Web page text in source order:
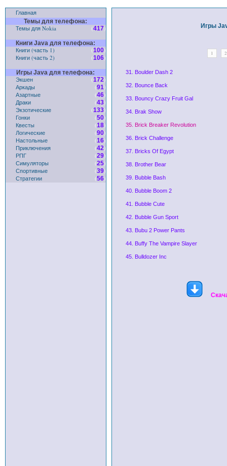
Главная
Темы для телефона:
Темы для Nokia (417)
Книги Java для телефона:
Книги (часть 1) (100)
Книги (часть 2)
(106)
Игры Java для телефона:
Экшен (172)
Аркады
(91)
Азартные
(46)
Драки
(43)
Экзотические
(133)
Гонки
(50)
Квесты
(18)
Логические
(90)
Настольные
(16)
Приключения
(42)
РПГ
(29)
Симуляторы
(25)
Спортивные
(39)
Стратегии
(56)
Игры
1 2
31. Boulder Dash 2
32. Bounce Back
33. Bouncy Crazy Fruit Gal
34. Brak Show
35. Brick Breaker Revolution
36. Brick Challenge
37. Bricks Of Egypt
38. Brother Bear
39. Bubble Bash
40. Bubble Boom 2
41. Bubble Cute
42. Bubble Gun Sport
43. Bubu 2 Power Pants
44. Buffy The Vampire Slayer
45. Bulldozer Inc